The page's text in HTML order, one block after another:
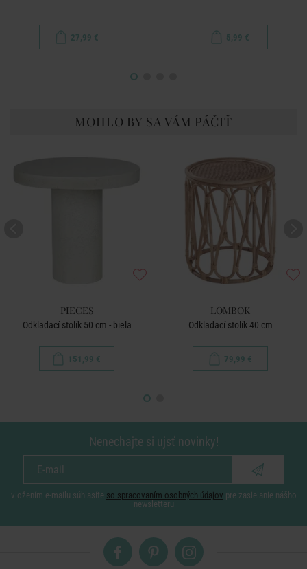
27,99 € 5,99 €
MOHLO BY SA VÁM PÁČIŤ
PIECES
Odkladací stolík 50 cm - biela
151,99 €
LOMBOK
Odkladací stolík 40 cm
79,99 €
Nenechajte si ujsť novinky!
vložením e-mailu súhlasíte so spracovaním osobných údajov pre zasielanie nášho
newsletteru